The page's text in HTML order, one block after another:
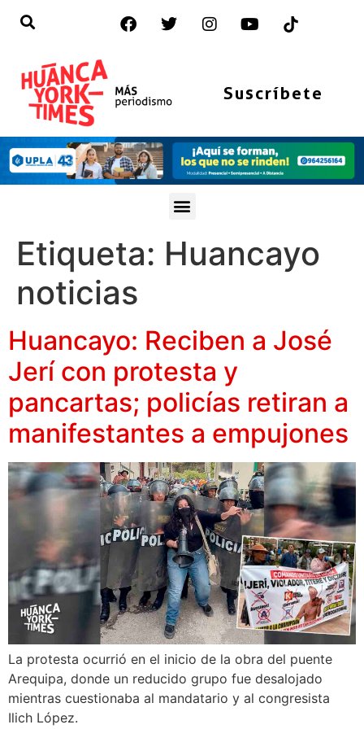
Suscríbete
Etiqueta: Huancayo
noticias
Huancayo: Reciben a José
Jerí con protesta y
pancartas; policías retiran a
manifestantes a empujones
La protesta ocurrió en el inicio de la obra del puente
Arequipa, donde un reducido grupo fue desalojado
mientras cuestionaba al mandatario y al congresista
Ilich López.